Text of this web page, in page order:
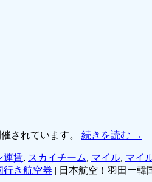
されています。 続きを読む →
運賃, スカイチーム, マイル, マイ
行き航空券 | 日本航空！羽田ー韓